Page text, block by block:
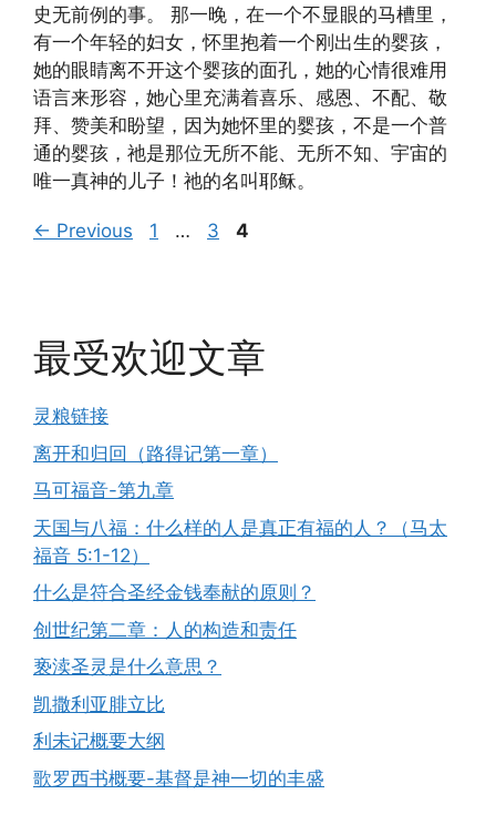
史无前例的事。 那一晚，在一个不显眼的马槽里，
有一个年轻的妇女，怀里抱着一个刚出生的婴孩，
她的眼睛离不开这个婴孩的面孔，她的心情很难用
语言来形容，她心里充满着喜乐、感恩、不配、敬
拜、赞美和盼望，因为她怀里的婴孩，不是一个普
通的婴孩，祂是那位无所不能、无所不知、宇宙的
唯一真神的儿子！祂的名叫耶稣。
← Previous Page
1 … Page
3 Page
4
最受欢迎文章
灵粮链接
离开和归回（路得记第一章）
马可福音-第九章
天国与八福：什么样的人是真正有福的人？（马太
福音 5:1-12）
什么是符合圣经金钱奉献的原则？
创世纪第二章：人的构造和责任
亵渎圣灵是什么意思？
凯撒利亚腓立比
利未记概要大纲
歌罗西书概要-基督是神一切的丰盛